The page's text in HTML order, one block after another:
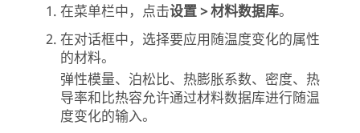
在菜单栏中，点击设置 > 材料数据库。
在对话框中，选择要应用随温度变化的属性
的材料。
弹性模量、泊松比、热膨胀系数、密度、热
导率和比热容允许通过材料数据库进行随温
度变化的输入。